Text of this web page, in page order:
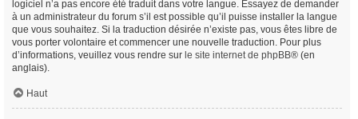
logiciel n’a pas encore été traduit dans votre langue. Essayez de demander
à un administrateur du forum s’il est possible qu’il puisse installer la langue
que vous souhaitez. Si la traduction désirée n’existe pas, vous êtes libre de
vous porter volontaire et commencer une nouvelle traduction. Pour plus
d’informations, veuillez vous rendre sur le site internet de phpBB® (en
anglais).
Haut